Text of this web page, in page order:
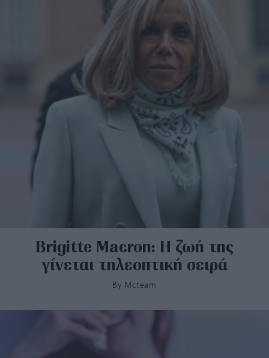
Brigitte Macron: Η ζωή της
γίνεται τηλεοπτική σειρά
By Mcteam